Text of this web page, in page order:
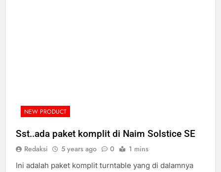
NEW PRODUCT
Sst..ada paket komplit di Naim Solstice SE
Redaksi 5 years ago 0 1 mins
Ini adalah paket komplit turntable yang di dalamnya